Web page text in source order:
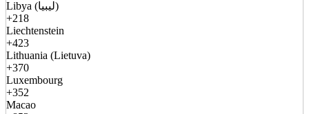
Libya (ليبيا)
+218
Liechtenstein
+423
Lithuania (Lietuva)
+370
Luxembourg
+352
Macao